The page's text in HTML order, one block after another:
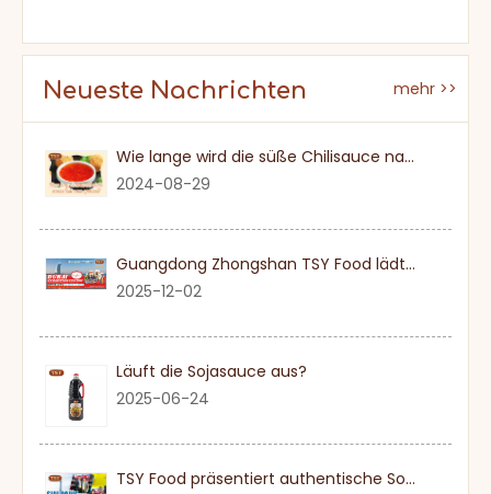
Neueste Nachrichten mehr >>
Wie lange wird die süße Chilisauce nach einmal eröffnet?
2024-08-29
Guangdong Zhongshan TSY Food lädt Sie herzlich ein, die Dubai Gulfood Exhibition 2026 zu besuchen
2025-12-02
Läuft die Sojasauce aus?
2025-06-24
TSY Food präsentiert authentische Sojasauce auf der SIAL PARIS 2024